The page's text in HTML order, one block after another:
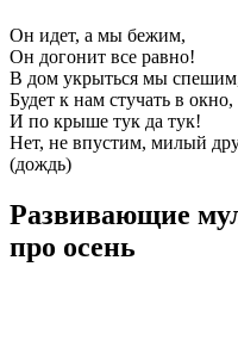
Он идет, а мы бежим,
Он догонит все равно!
В дом укрыться мы
Будет к нам стучать в окно,
И по крыше тук да тук!
Нет, не впустим, милый
(дождь)
Развивающие
про осень